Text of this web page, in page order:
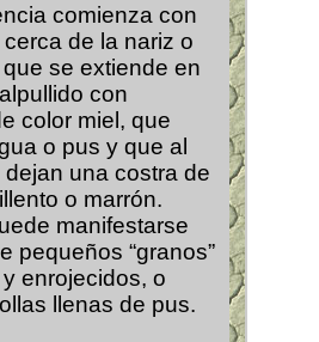
comienza con
de la nariz o
se extiende en
con
color miel, que
o pus y que al
una costra de
o marrón.
manifestarse
pequeños “granos”
enrojecidos, o
llenas de pus.